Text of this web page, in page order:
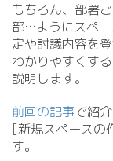
もちろん、部署
部…ようにスペ
定や討議内容を
わかりやすくす
説明します。
前回の記事で紹
[新規スペースの
す。